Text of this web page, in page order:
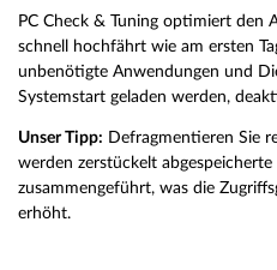
PC Check & Tuning optimiert den
schnell hochfährt wie am ersten
unbenötigte Anwendungen und
Systemstart geladen werden,
Unser Tipp: Defragmentieren Sie
werden zerstückelt
zusammengeführt, was die
erhöht.